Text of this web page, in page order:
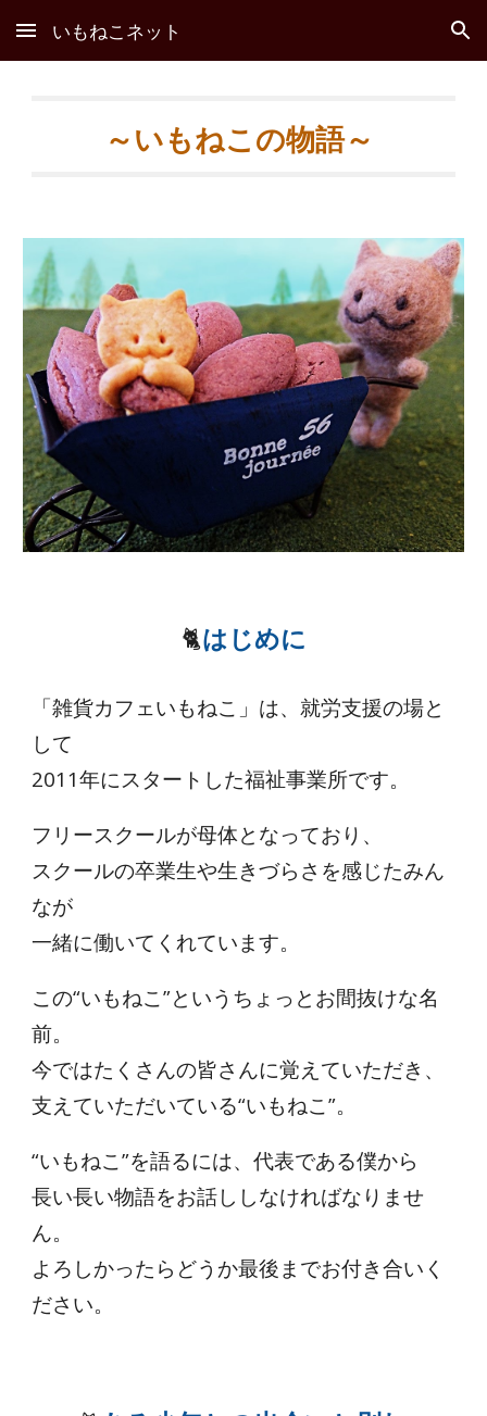
Skip to main content Skip to navigation
いもねこネット
～いもねこの物語～
🐈はじめに
「雑貨カフェいもねこ」は、就労支援の場と
して
2011年にスタートした福祉事業所です。
フリースクールが母体となっており、
スクールの卒業生や生きづらさを感じたみん
なが
一緒に働いてくれています。
この“いもねこ”というちょっとお間抜けな名
前。
今ではたくさんの皆さんに覚えていただき、
支えていただいている“いもねこ”。
“いもねこ”を語るには、代表である僕から
長い長い物語をお話ししなければなりませ
ん。
よろしかったらどうか最後までお付き合いく
ださい。